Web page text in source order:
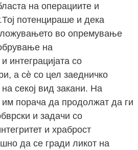
на операциите и
потенцираше и дека
во опремување
на
интеграцијата со
а сѐ со цел заедничко
секој вид закани. На
порача да продолжат да ги
и задачи со
и храброст
да се гради ликот на